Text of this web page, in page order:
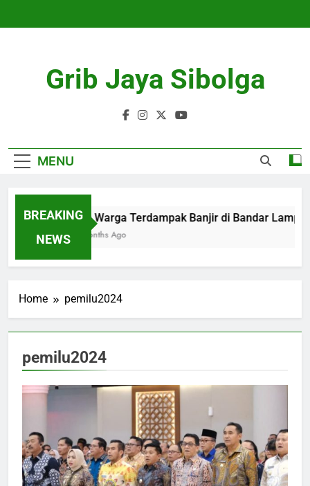
Grib Jaya Sibolga
MENU
BREAKING
NEWS
109 Warga Terdampak Banjir di Bandar
4 Months Ago
Home pemilu2024
pemilu2024